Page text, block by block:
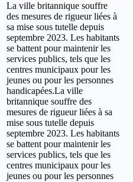
La ville britannique souffre
des mesures de rigueur liées à
sa mise sous tutelle depuis
septembre 2023. Les habitants
se battent pour maintenir les
services publics, tels que les
centres municipaux pour les
jeunes ou pour les personnes
handicapées.La ville
britannique souffre des
mesures de rigueur liées à sa
mise sous tutelle depuis
septembre 2023. Les habitants
se battent pour maintenir les
services publics, tels que les
centres municipaux pour les
jeunes ou pour les personnes